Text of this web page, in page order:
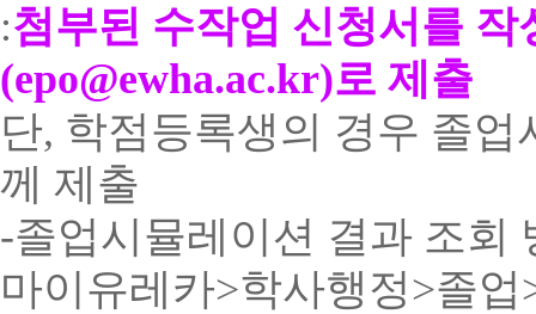
:첨부된 수작업 신청서를 작
(epo@ewha.ac.kr)로 제출
단, 학점등록생의 경우 졸업
께 제출
-졸업시뮬레이션 결과 조회
마이유레카>학사행정>졸업